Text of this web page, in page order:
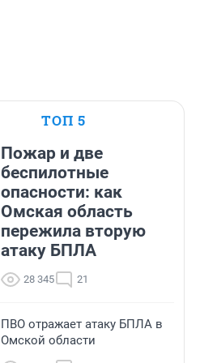
ТОП 5
Пожар и две
беспилотные
опасности: как
Омская область
пережила вторую
атаку БПЛА
28 345 21
ПВО отражает атаку БПЛА в
Омской области